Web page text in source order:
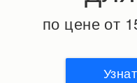
по цене от